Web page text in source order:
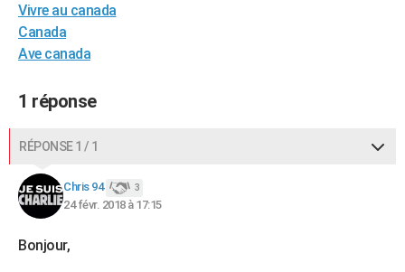
CARTE DE VOEUX
Carte de Noël
Carte Bonne année
Carte Saint-Valentin
Carte Pâques
Carte d'anniversaire
DICTIONNAIRE
FORUM
Vivre au canada
Canada
Ave canada
1 réponse
RÉPONSE 1 / 1
Chris 94 3
24 févr. 2018 à 17:15
Bonjour,